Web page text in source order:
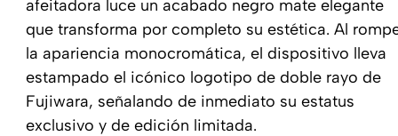
afeitadora luce un acabado negro mate elegante
que transforma por completo su estética. Al
la apariencia monocromática, el dispositivo lleva
estampado el icónico logotipo de doble rayo de
Fujiwara, señalando de inmediato su estatus
exclusivo y de edición limitada.